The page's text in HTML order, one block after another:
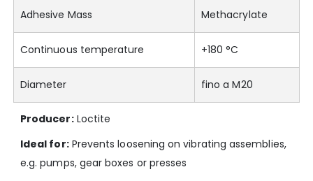
Adhesive Mass Methacrylate
Continuous temperature +180 °C
Diameter fino a M20
Producer:Loctite
Ideal for:Prevents loosening on vibrating assemblies,
e.g. pumps, gear boxes or presses